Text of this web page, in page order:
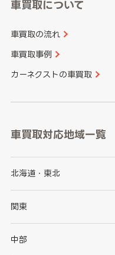
車買取について
車買取の流れ
車買取事例
カーネクストの車買取
車買取対応地域一覧
北海道・東北
北海道
岩手県
関東
茨城県
中部